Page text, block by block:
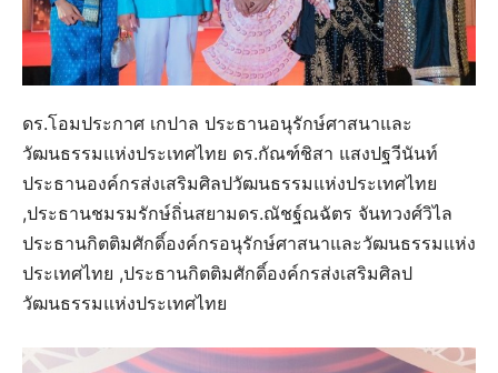
ดร.โอมประกาศ เกปาล ประธานอนุรักษ์ศาสนาและ
วัฒนธรรมแห่งประเทศไทย ดร.กัณฑ์ชิสา แสงปฐวีนันท์
ประธานองค์กรส่งเสริมศิลปวัฒนธรรมแห่งประเทศไทย
,ประธานชมรมรักษ์ถิ่นสยามดร.ณัชฐ์ณฉัตร จันทวงศ์วิไล
ประธานกิตติมศักดิ์องค์กรอนุรักษ์ศาสนาและวัฒนธรรมแห่ง
ประเทศไทย ,ประธานกิตติมศักดิ์องค์กรส่งเสริมศิลป
วัฒนธรรมแห่งประเทศไทย